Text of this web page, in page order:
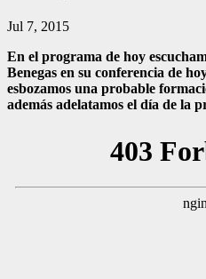
Jul 7, 2015
En el programa de hoy
Benegas en su conferencia de
esbozamos una probable
además adelatamos el día de la